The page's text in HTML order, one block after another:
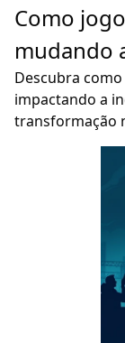
Como
mudando
Descubra
impactando a
transformação